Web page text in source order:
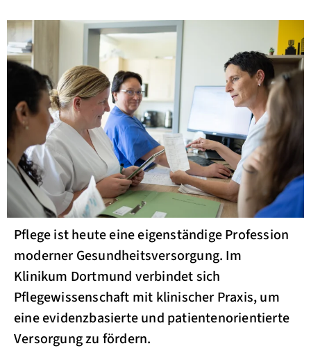
Pflege ist heute eine eigenständige Profession
moderner Gesundheitsversorgung. Im
Klinikum Dortmund verbindet sich
Pflegewissenschaft mit klinischer Praxis, um
eine evidenzbasierte und patientenorientierte
Versorgung zu fördern.